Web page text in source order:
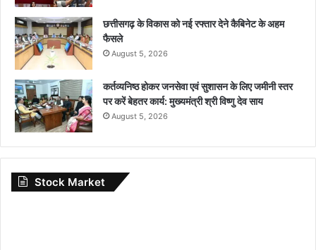
छत्तीसगढ़ के विकास को नई रफ्तार देने कैबिनेट के अहम
फैसले
August 5, 2026
कर्तव्यनिष्ठ होकर जनसेवा एवं सुशासन के लिए जमीनी स्तर
पर करें बेहतर कार्य: मुख्यमंत्री श्री विष्णु देव साय
August 5, 2026
Stock Market